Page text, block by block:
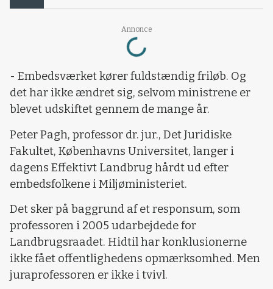
Annonce
Loading...
- Embedsværket kører fuldstændig friløb. Og
det har ikke ændret sig, selvom ministrene er
blevet udskiftet gennem de mange år.
Peter Pagh, professor dr. jur., Det Juridiske
Fakultet, Københavns Universitet, langer i
dagens Effektivt Landbrug hårdt ud efter
embedsfolkene i Miljøministeriet.
Det sker på baggrund af et responsum, som
professoren i 2005 udarbejdede for
Landbrugsraadet. Hidtil har konklusionerne
ikke fået offentlighedens opmærksomhed. Men
juraprofessoren er ikke i tvivl.